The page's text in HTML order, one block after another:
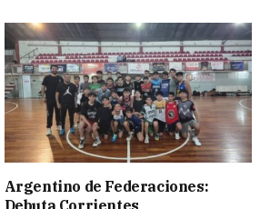
Argentino de Federaciones:
Debuta Corrientes